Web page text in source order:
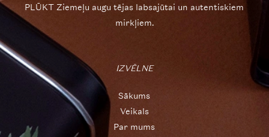
PLŪKT Ziemeļu augu tējas labsajūtai un autentiskiem
mirkļiem.
IZVĒLNE
Sākums
Veikals
Par mums